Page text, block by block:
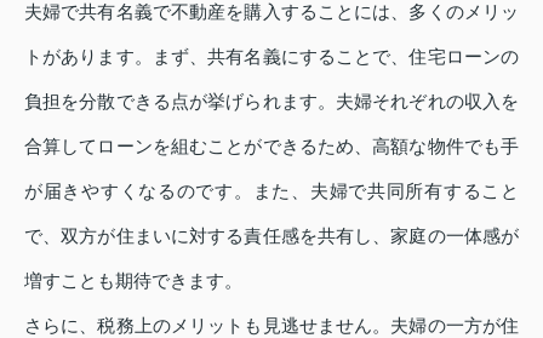
夫婦で共有名義で不動産を購入することには、多くのメリッ
トがあります。まず、共有名義にすることで、住宅ローンの
負担を分散できる点が挙げられます。夫婦それぞれの収入を
合算してローンを組むことができるため、高額な物件でも手
が届きやすくなるのです。また、夫婦で共同所有すること
で、双方が住まいに対する責任感を共有し、家庭の一体感が
増すことも期待できます。
さらに、税務上のメリットも見逃せません。夫婦の一方が住